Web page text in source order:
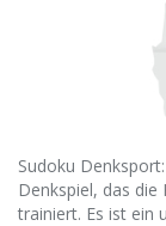
Sudoku
Denkspiel, das
trainiert. Es ist ein